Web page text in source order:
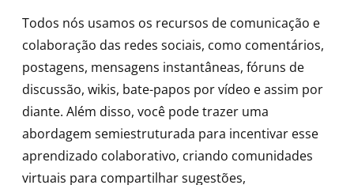
Todos nós usamos os recursos de comunicação e
colaboração das redes sociais, como comentários,
postagens, mensagens instantâneas, fóruns de
discussão, wikis, bate-papos por vídeo e assim por
diante. Além disso, você pode trazer uma
abordagem semiestruturada para incentivar esse
aprendizado colaborativo, criando comunidades
virtuais para compartilhar sugestões,